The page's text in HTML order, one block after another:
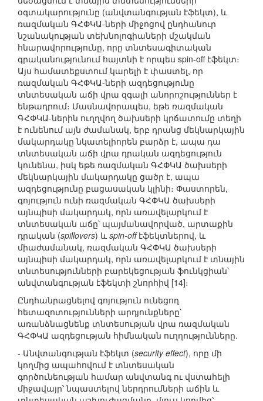
օգտակարությունը (անվտանգության էֆեկտ), և
ռազմական ԳՀՓԿԱ-ների միջոցով ընդհանուր
նշանակության տեխնոլոգիաների մշակման
հնարավորությունը, որը տնտեսագիտական
գրականությունում հայտնի է որպես spin-off էֆեկտ։
Այս համատեքստում կարելի է փաստել, որ
ռազմական ԳՀՓԿԱ-ների ազդեցությունը
տնտեսական աճի վրա զգալի անորոշություններ է
ենթադրում։ Մասնավորապես, եթե ռազմական
ԳՀՓԿԱ-ներին ուղղվող ծախսերի կրճատումը տեղի
է ունենում այն ժամանակ, երբ դրանց մեկնարկային
մակարդակը նկատելիորեն բարձր է, ապա դա
տնտեսական աճի վրա դրական ազդեցություն
կունենա, իսկ եթե ռազմական ԳՀՓԿԱ ծախսերի
մեկնարկային մակարդակը ցածր է, ապա
ազդեցությունը բացասական կլինի։ Փաստորեն,
գոյություն ունի ռազմական ԳՀՓԿԱ ծախսերի
այնպիսի մակարդակ, որն առավելարկում է
տնտեսական աճը՝ պայմանավորված, արտաքին
դրական (spillovers) ևspin-offէֆեկտներով, և
միաժամանակ, ռազմական ԳՀՓԿԱ ծախսերի
այնպիսի մակարդակ, որն առավելարկում է տնային
տնտեսությունների բարեկեցության ֆունկցիան՝
անվտանգության էֆեկտի շնորհիվ [14]։
Ընդհանրացնելով գոյություն ունեցող
հետազոտությունների արդյունքները՝
առանձնացնենք տնտեսության վրա ռազմական
ԳՀՓԿԱ ազդեցության հիմնական ուղղությունները.
- Անվտանգության էֆեկտ (security effect), որը մի
կողմից ապահովում է տնտեսական
գործունեության համար անվտանգ ու վստահելի
միջավայր՝ նպաստելով ներդրումների աճին և